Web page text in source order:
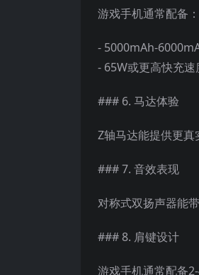
游戏手机通常配备：
- 5000mAh-
- 65W或更高快充速
### 6. 马达体验
Z轴马达能提供更真
### 7. 音效表现
对称式双扬声器能
### 8. 肩键设计
游戏手机通常配备